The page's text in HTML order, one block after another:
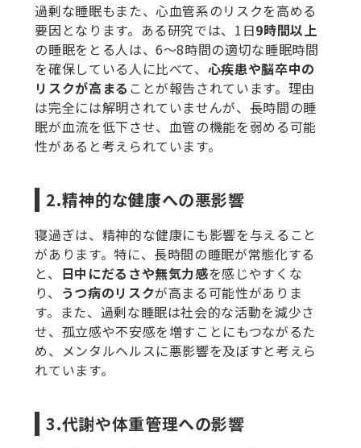
過剰な睡眠もまた、心血管系のリスクを高める
要因となります。ある研究では、1日9時間以上
の睡眠をとる人は、6〜8時間の適切な睡眠時間
を確保している人に比べて、 心疾患や脳卒中の
リスクが高まる ことが報告されています。理由
は完全には解明されていませんが、長時間の睡
眠が血流を低下させ、血管の機能を弱める可能
性があると考えられています。
2.精神的な健康への悪影響
寝過ぎは、精神的な健康にも影響を与えること
があります。特に、長時間の睡眠が常態化する
と、 日中にだるさや無気力感を感じやすくな
り、 うつ病のリスクが高まる可能性がありま
す。また、過剰な睡眠は社会的な活動を減少さ
せ、孤立感や不安感を増すことにもつながるた
め、メンタルヘルスに悪影響を及ぼすと考えら
れています。
3.代謝や体重管理への影響